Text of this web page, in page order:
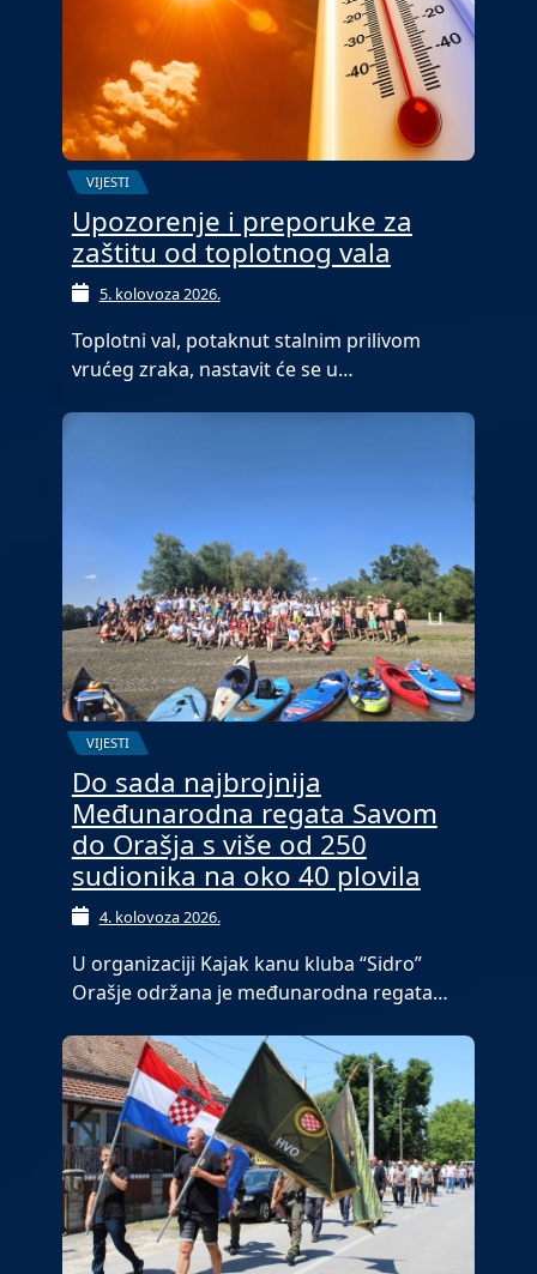
VIJESTI
Upozorenje i preporuke za
zaštitu od toplotnog vala
5. kolovoza 2026.
Toplotni val, potaknut stalnim prilivom
vrućeg zraka, nastavit će se u…
VIJESTI
Do sada najbrojnija
Međunarodna regata Savom
do Orašja s više od 250
sudionika na oko 40 plovila
4. kolovoza 2026.
U organizaciji Kajak kanu kluba “Sidro”
Orašje održana je međunarodna regata…